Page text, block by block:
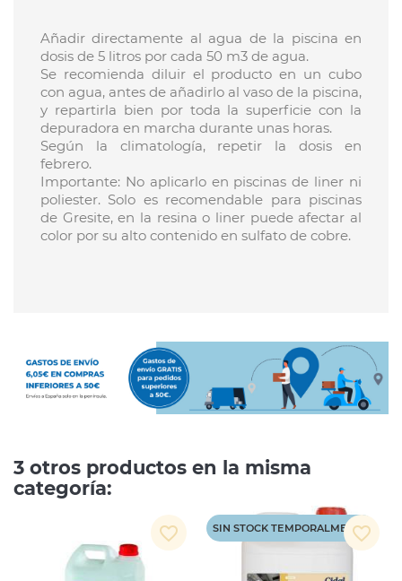
Añadir directamente al agua de la piscina en
dosis de 5 litros por cada 50 m3 de agua.
Se recomienda diluir el producto en un cubo
con agua, antes de añadirlo al vaso de la piscina,
y repartirla bien por toda la superficie con la
depuradora en marcha durante unas horas.
Según la climatología, repetir la dosis en
febrero.
Importante: No aplicarlo en piscinas de liner ni
poliester. Solo es recomendable para piscinas
de Gresite, en la resina o liner puede afectar al
color por su alto contenido en sulfato de cobre.
3 otros productos en la misma
categoría:
favorite_border SIN STOCK TEMPORALMENTE
favorite_border